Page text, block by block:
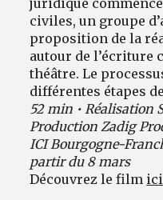
civiles, un groupe
proposition de la
autour de l’écriture
théâtre. Le
différentes étapes
52 min • Réalisation
Production Zadig
ICI Bourgogne-
partir du 8 mars
Découvrez le film ici